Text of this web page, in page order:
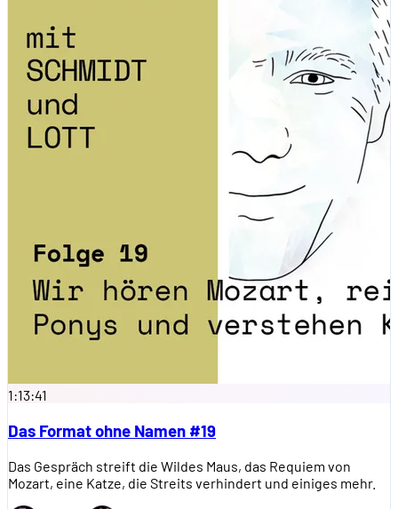
1:13:41
Das Format ohne Namen #19
Das Gespräch streift die Wildes Maus, das Requiem von
Mozart, eine Katze, die Streits verhindert und einiges mehr.